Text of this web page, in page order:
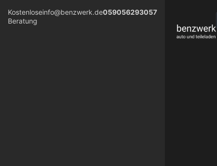
Kostenlose
Beratung
info@benzwerk.de059056293057